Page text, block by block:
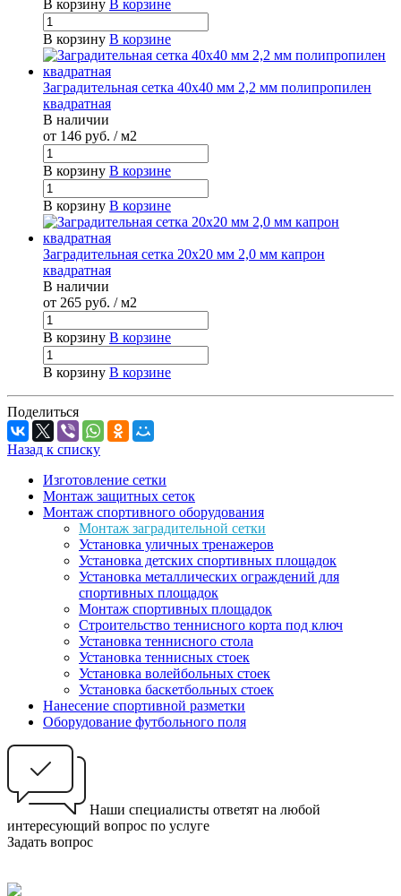
В корзину В корзине
В корзину В корзине
Заградительная сетка 40х40 мм 2,2 мм полипропилен
квадратная
В наличии
от 146 руб. / м2
В корзину В корзине
В корзину В корзине
Заградительная сетка 20х20 мм 2,0 мм капрон
квадратная
В наличии
от 265 руб. / м2
В корзину В корзине
В корзину В корзине
Поделиться
Назад к списку
Изготовление сетки
Монтаж защитных сеток
Монтаж спортивного оборудования
Монтаж заградительной сетки
Установка уличных тренажеров
Установка детских спортивных площадок
Установка металлических ограждений для
спортивных площадок
Монтаж спортивных площадок
Строительство теннисного корта под ключ
Установка теннисного стола
Установка теннисных стоек
Установка волейбольных стоек
Установка баскетбольных стоек
Нанесение спортивной разметки
Оборудование футбольного поля
Наши специалисты ответят на любой
интересующий вопрос по услуге
Задать вопрос